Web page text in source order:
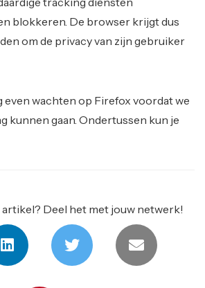
blokkeren. De browser krijgt dus
om de privacy van zijn gebruiker
even wachten op Firefox voordat we
kunnen gaan. Ondertussen kun je
Deel het met jouw netwerk!